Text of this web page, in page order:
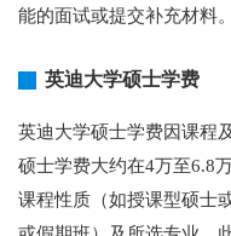
能的面试或提交补充材料。
英迪大学硕士学费
英迪大学硕士学费因课程
硕士学费大约在4万至6.8
课程性质（如授课型硕士